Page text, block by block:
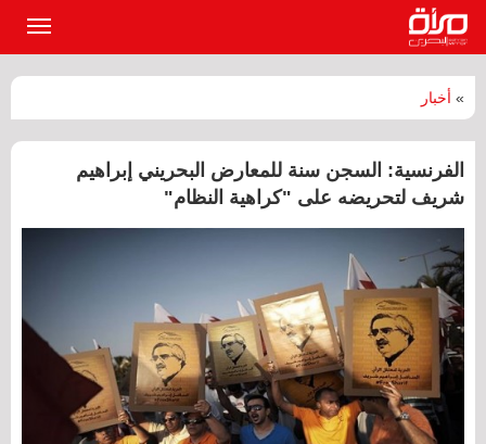
» أخبار
الفرنسية: السجن سنة للمعارض البحريني إبراهيم
شريف لتحريضه على "كراهية النظام"